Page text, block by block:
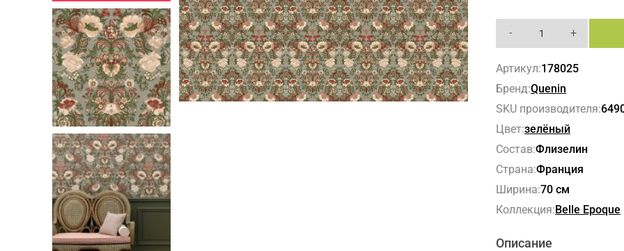
- +
Артикул:178025
Бренд:Quenin
SKU производителя:
Цвет:зелёный
Состав:Флизелин
Страна:Франция
Ширина:70 см
Коллекция:Belle Epoque
Описание